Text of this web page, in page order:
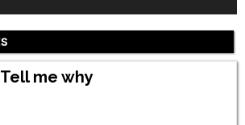
Tell me why